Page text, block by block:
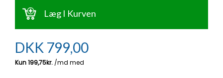
Ny campingvogn - godt at vide
Finansiering af campingvogn
Brugte telte og udstyr
Gas-komfort i din campingvogn
GRØN Virksomhed
Tuxer måleskemaer
Læg I Kurven
DKK 799,00